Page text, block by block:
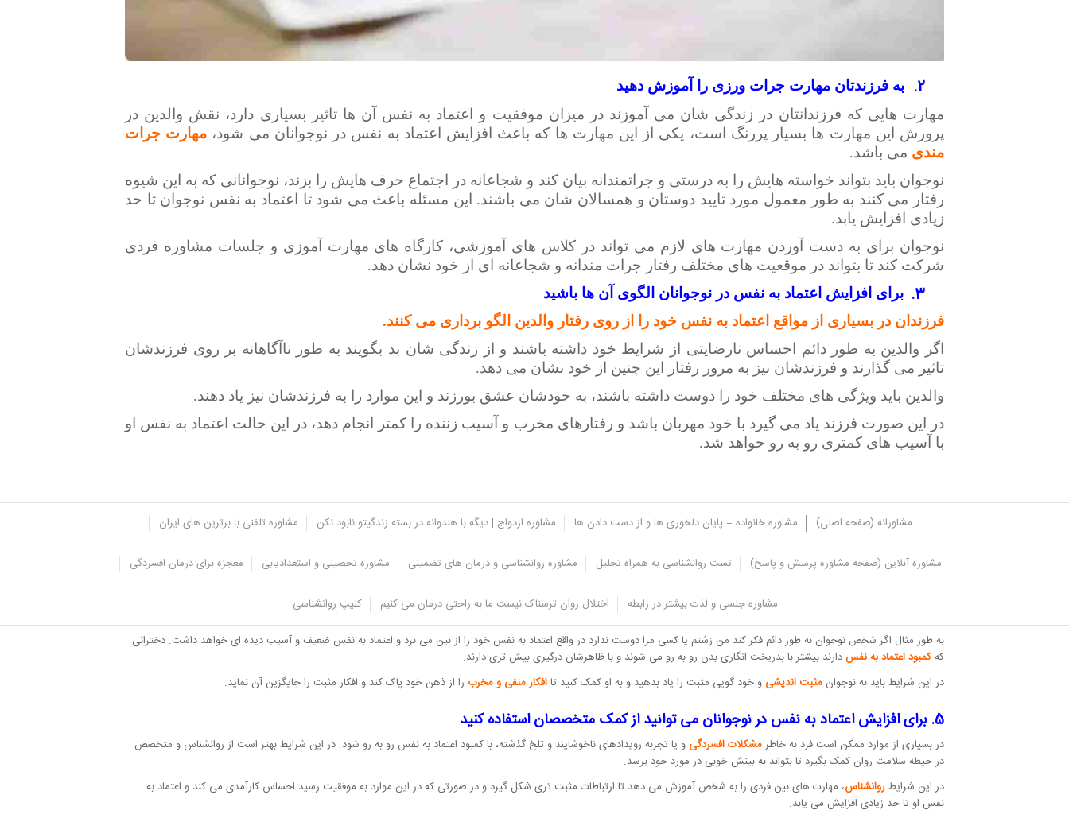
2.
به فرزندتان مهارت جرات ورزی را آموزش دهید
مهارت هایی که فرزندانتان در زندگی شان می آموزند در میزان موفقیت و اعتماد به نفس آن ها تاثیر بسیاری دارد، نقش والدین در
پرورش این مهارت ها بسیار پررنگ است، یکی از این مهارت ها که باعث افزایش اعتماد به نفس در نوجوانان می شود، مهارت جرات
مندی می باشد.
نوجوان باید بتواند خواسته هایش را به درستی و جراتمندانه بیان کند و شجاعانه در اجتماع حرف هایش را بزند، نوجوانانی که به این شیوه
رفتار می کنند به طور معمول مورد تایید دوستان و همسالان شان می باشند. این مسئله باعث می شود تا اعتماد به نفس نوجوان تا حد
زیادی افزایش یابد.
نوجوان برای به دست آوردن مهارت های لازم می تواند در کلاس های آموزشی، کارگاه های مهارت آموزی و جلسات مشاوره فردی
شرکت کند تا بتواند در موقعیت های مختلف رفتار جرات مندانه و شجاعانه ای از خود نشان دهد.
3.
برای افزایش اعتماد به نفس در نوجوانان الگوی آن ها باشید
فرزندان در بسیاری از مواقع اعتماد به نفس خود را از روی رفتار والدین الگو برداری می کنند.
اگر والدین به طور دائم احساس نارضایتی از شرایط خود داشته باشند و از زندگی شان بد بگویند به طور ناآگاهانه بر روی فرزندشان
تاثیر می گذارند و فرزندشان نیز به مرور رفتار این چنین از خود نشان می دهد.
والدین باید ویژگی های مختلف خود را دوست داشته باشند، به خودشان عشق بورزند و این موارد را به فرزندشان نیز یاد دهند.
در این صورت فرزند یاد می گیرد با خود مهربان باشد و رفتارهای مخرب و آسیب زننده را کمتر انجام دهد، در این حالت اعتماد به نفس او
با آسیب های کمتری رو به رو خواهد شد.
مشاورانه (صفحه اصلی) مشاوره خانواده = پایان دلخوری ها و از دست دادن ها مشاوره ازدواج | دیگه با هندوانه در بسته زندگیتو نابود نکن مشاوره تلفنی با برترین های ایران
مشاوره آنلاین (صفحه مشاوره پرسش و پاسخ) تست روانشناسی به همراه تحلیل مشاوره روانشناسی و درمان های تضمینی مشاوره تحصیلی و استعدادیابی معجزه برای درمان افسردگی
مشاوره جنسی و لذت بیشتر در رابطه اختلال روان ترسناک نیست ما به راحتی درمان می کنیم کلیپ روانشناسی
خودگویی ها و یا گفتار درونی یعنی حرف هایی که شخص با خودش می زند،
این حرف ها نقش اصلی در اعتماد به نفس او دارد.
به طور مثال اگر شخص نوجوان به طور دائم فکر کند من زشتم یا کسی مرا دوست ندارد در واقع اعتماد به نفس خود را از بین می برد و اعتماد به نفس ضعیف و آسیب دیده ای خواهد داشت. دخترانی
کهکمبود اعتماد به نفسدارند بیشتر با بدریخت انگاری بدن رو به رو می شوند و با ظاهرشان درگیری بیش تری دارند.
در این شرایط باید به نوجوان مثبت اندیشی و خود گویی مثبت را یاد بدهید و به او کمک کنید تاافکار منفی و مخرب را از ذهن خود پاک کند و افکار مثبت را جایگزین آن نماید.
5. برای افزایش اعتماد به نفس در نوجوانان می توانید از کمک متخصصان استفاده کنید
در بسیاری از موارد ممکن است فرد به خاطرمشکلات افسردگی و یا تجربه رویدادهای ناخوشایند و تلخ گذشته، با کمبود اعتماد به نفس رو به رو شود. در این شرایط بهتر است از روانشناس و متخصص
در حیطه سلامت روان کمک بگیرد تا بتواند به بینش خوبی در مورد خود برسد.
در این شرایطروانشناس، مهارت های بین فردی را به شخص آموزش می دهد تا ارتباطات مثبت تری شکل گیرد و در صورتی که در این موارد به موفقیت رسید احساس کارآمدی می کند و اعتماد به
نفس او تا حد زیادی افزایش می یابد.